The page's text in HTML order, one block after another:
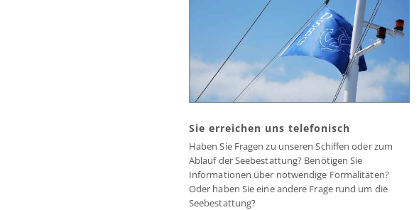
Sie erreichen uns telefonisch
Haben Sie Fragen zu unseren Schiffen oder zum
Ablauf der Seebestattung? Benötigen Sie
Informationen über notwendige Formalitäten?
Oder haben Sie eine andere Frage rund um die
Seebestattung?